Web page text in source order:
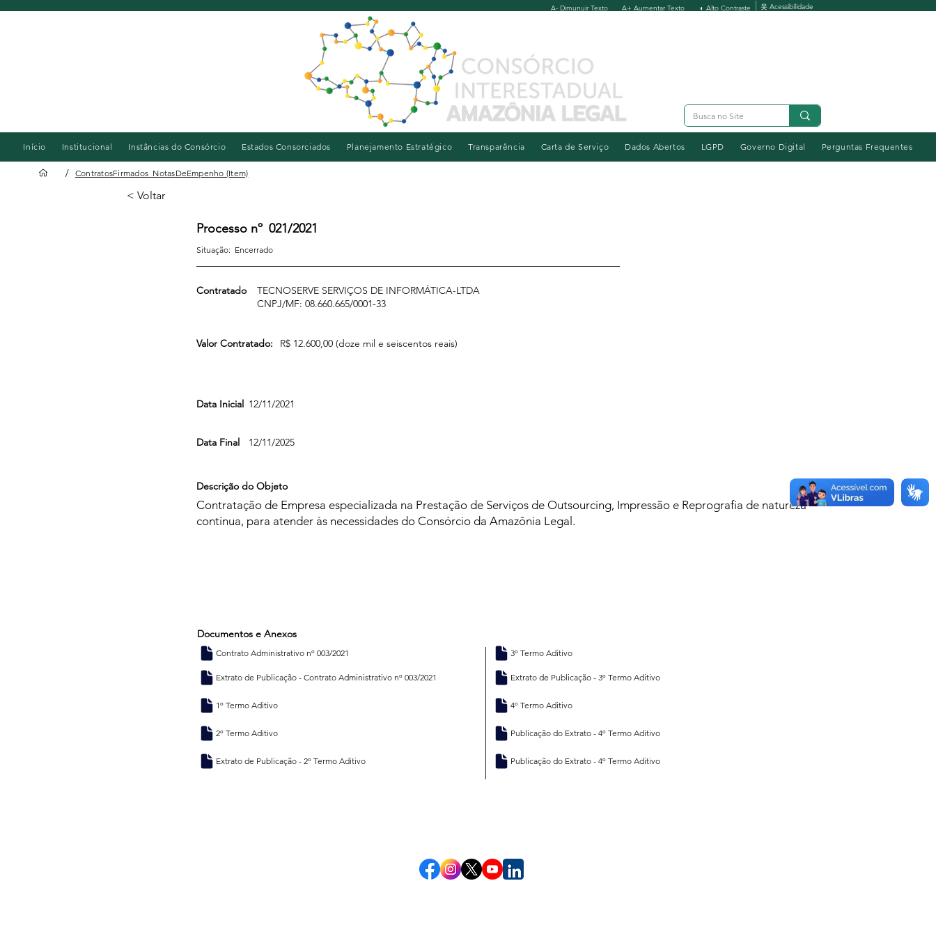
A+ Aumentar Texto ◐ Alto Contraste 옷 Acessibilidade
A- Dimunuir Texto
Início Institucional Instâncias do Consórcio Estados Consorciados Planejamento Estratégico Transparência Carta de Serviço Dados Abertos LGPD Governo Digital Perguntas Frequentes
< Voltar
Processo nº 021/2021
Situação: Encerrado
Contratado
TECNOSERVE SERVIÇOS DE INFORMÁTICA-LTDA
CNPJ/MF: 08.660.665/0001-33
Valor Contratado: R$ 12.600,00 (doze mil e seiscentos reais)
Data Inicial 12/11/2021
Data Final 12/11/2025
Descrição do Objeto
Contratação de Empresa especializada na Prestação de Serviços de Outsourcing, Impressão e Reprografia de natureza
contínua, para atender às necessidades do Consórcio da Amazônia Legal.
Documentos e Anexos
Contrato Administrativo nº 003/2021
Extrato de Publicação - Contrato Administrativo nº 003/2021
1º Termo Aditivo
2º Termo Aditivo
Extrato de Publicação - 2º Termo Aditivo
3º Termo Aditivo
Extrato de Publicação - 3º Termo Aditivo
4º Termo Aditivo
Publicação do Extrato - 4º Termo Aditivo
Publicação do Extrato - 4º Termo Aditivo
/ ContratosFirmados_NotasDeEmpenho (Item)